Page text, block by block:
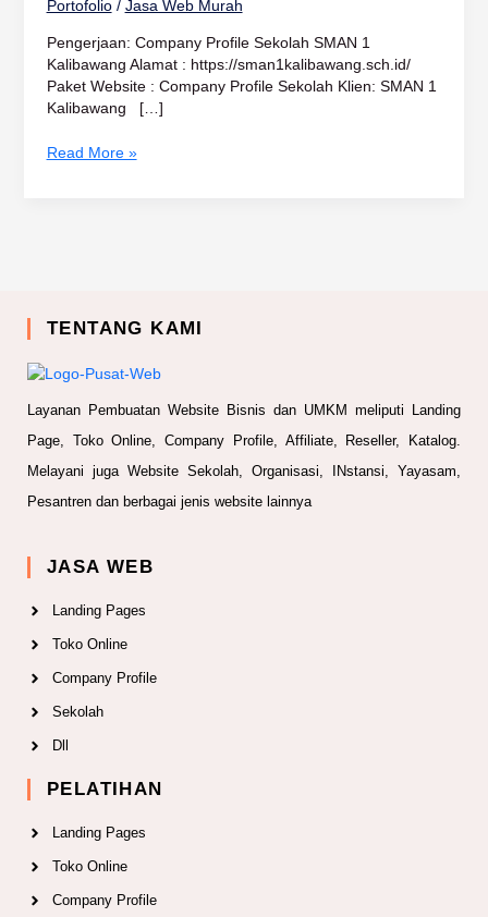
Portofolio/ Jasa Web Murah
Pengerjaan: Company Profile Sekolah SMAN 1
Kalibawang Alamat : https://sman1kalibawang.sch.id/
Paket Website : Company Profile Sekolah Klien: SMAN 1
Kalibawang […]
Read More »
TENTANG KAMI
Layanan Pembuatan Website Bisnis dan UMKM meliputi Landing
Page, Toko Online, Company Profile, Affiliate, Reseller, Katalog.
Melayani juga Website Sekolah, Organisasi, INstansi, Yayasam,
Pesantren dan berbagai jenis website lainnya
JASA WEB
Landing Pages
Toko Online
Company Profile
Sekolah
Dll
PELATIHAN
Landing Pages
Toko Online
Company Profile